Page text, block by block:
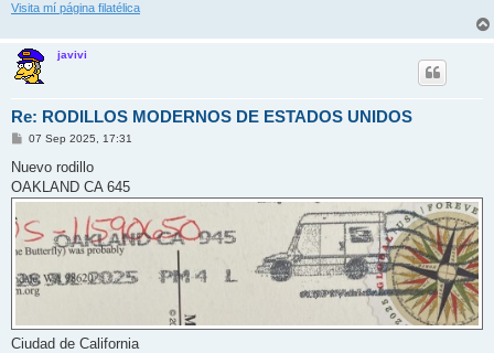
Visita mí página filatélica
javivi
Re: RODILLOS MODERNOS DE ESTADOS UNIDOS
M
n
a
j
07 Sep 2025, 17:31
Nuevo rodillo
OAKLAND CA 645
Ciudad de California